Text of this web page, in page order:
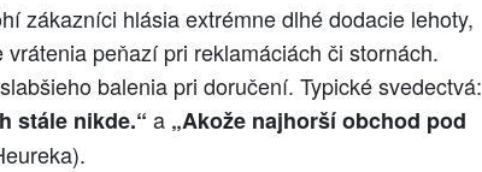
zákazníci hlásia extrémne dlhé dodacie lehoty,
peňazí pri reklamáciách či stornách.
balenia pri doručení. Typické svedectvá:
stále nikde.“ a „Akože najhorší obchod pod